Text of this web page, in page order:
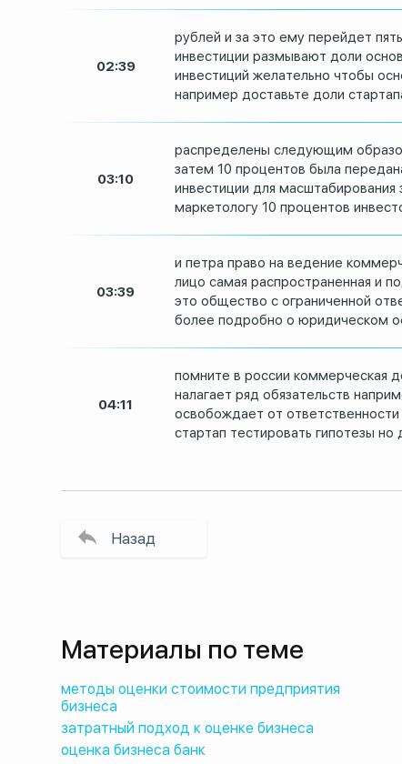
02:39
рублей и за это ему перейдет пять
инвестиции размывают доли
инвестиций желательно чтобы
например доставьте доли
03:10
распределены следующим
затем 10 процентов была
инвестиции для масштабирования
маркетологу 10 процентов
03:39
и петра право на ведение
лицо самая распространенная и
это общество с ограниченной
более подробно о юридическом
04:11
помните в россии коммерческая
налагает ряд обязательств
освобождает от ответственности
стартап тестировать гипотезы но
Назад
Материалы по теме
методы оценки стоимости предприятия
бизнеса
затратный подход к оценке бизнеса
оценка бизнеса банк